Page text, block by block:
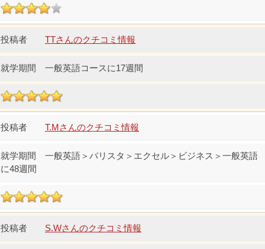
TTさんのクチコミ情報
一般英語コースに17週間
T.Mさんのクチコミ情報
一般英語＞バリスタ＞エクセル＞ビジネス＞一般英語
に48週間
S.Wさんのクチコミ情報